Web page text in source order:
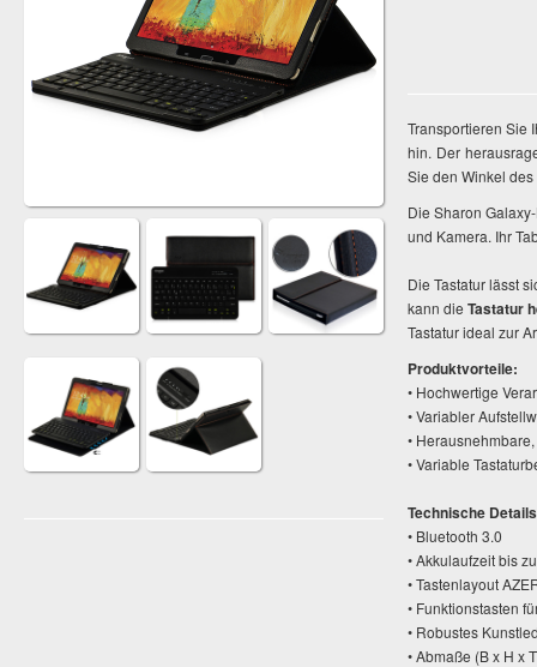
Transportieren Sie
hin. Der
Sie den Winkel
Die Sharon
und Kamera. Ihr
Die Tastatur lässt
kann dieTastatur
Tastatur ideal zur
Produktvorteile:
• Hochwertige
• Variabler
•
• Variable
Technische
• Bluetooth 3.0
• Akkulaufzeit bis
• Tastenlayout
• Funktionstasten
• Robustes
• Abmaße (B x H x